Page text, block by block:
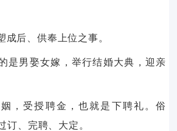
成后、供奉上位之事。
是男娶女嫁，举行结婚大典，迎亲
，受授聘金，也就是下聘礼。俗
订、完聘、大定。